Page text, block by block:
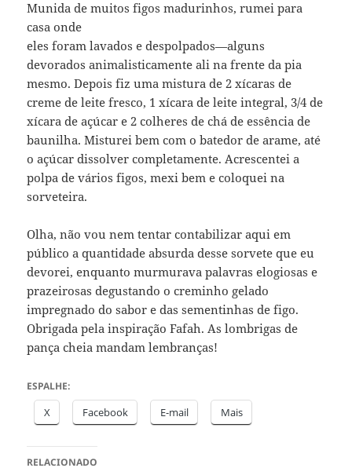
Munida de muitos figos madurinhos, rumei para
casa onde
eles foram lavados e despolpados—alguns
devorados animalisticamente ali na frente da pia
mesmo. Depois fiz uma mistura de 2 xícaras de
creme de leite fresco, 1 xícara de leite integral, 3/4 de
xícara de açúcar e 2 colheres de chá de essência de
baunilha. Misturei bem com o batedor de arame, até
o açúcar dissolver completamente. Acrescentei a
polpa de vários figos, mexi bem e coloquei na
sorveteira.
Olha, não vou nem tentar contabilizar aqui em
público a quantidade absurda desse sorvete que eu
devorei, enquanto murmurava palavras elogiosas e
prazeirosas degustando o creminho gelado
impregnado do sabor e das sementinhas de figo.
Obrigada pela inspiração Fafah. As lombrigas de
pança cheia mandam lembranças!
ESPALHE:
X Facebook E-mail Mais
RELACIONADO